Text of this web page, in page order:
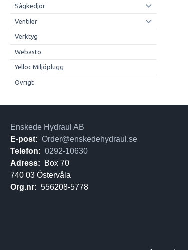
Sågkedjor
Ventiler
Verktyg
Webasto
Yelloc Miljöplugg
Övrigt
Enskede Hydraul AB
E-post: Order@enskedehydraul.se
Telefon: 0292-10630
Adress:
Box 70
740 03 Östervåla
Org.nr: 556208-5778